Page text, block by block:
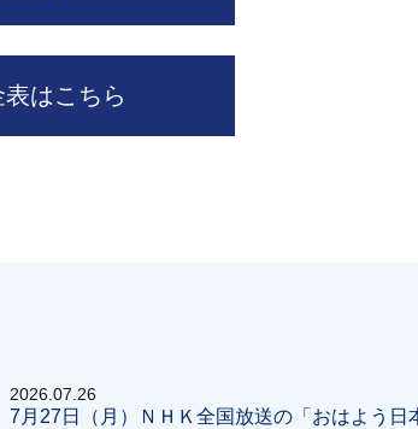
はこちら
2026.07.26
7月27日（月）ＮＨＫ全国放送の「おはよう日